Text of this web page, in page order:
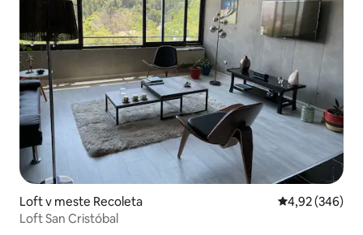
Loft v meste Recoleta Priemerné
4,92 (346)
Loft San Cristóbal